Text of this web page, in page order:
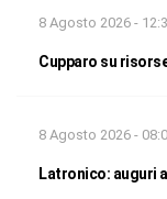
8 Agosto 2026 -
Cupparo su
8 Agosto 2026 -
Latronico: auguri